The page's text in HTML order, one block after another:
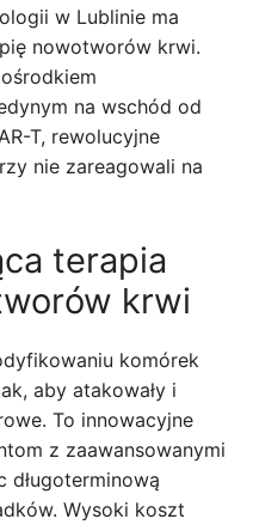
w Lublinie ma
nowotworów krwi.
na wschód od
T, rewolucyjne
nie zareagowali na
terapia
krwi
komórek
aby atakowały i
To innowacyjne
z zaawansowanymi
długoterminową
Wysoki koszt